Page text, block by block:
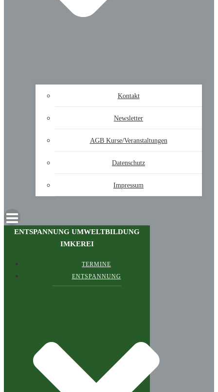
Kontakt
Newsletter
AGB Kurse/Veranstaltungen
Datenschutz
Impressum
ENTSPANNUNG UMWELTBILDUNG
IMKEREI
TERMINE
ENTSPANNUNG